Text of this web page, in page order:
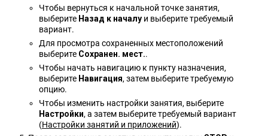
Чтобы вернуться к начальной точке занятия,
выберите Назад к началу и выберите требуемый
вариант.
Для просмотра сохраненных местоположений
выберите Сохранен. мест..
Чтобы начать навигацию к пункту назначения,
выберите Навигация, затем выберите требуемую
опцию.
Чтобы изменить настройки занятия, выберите
Настрой​ки, а затем выберите требуемый вариант
(Настройки занятий и приложений).